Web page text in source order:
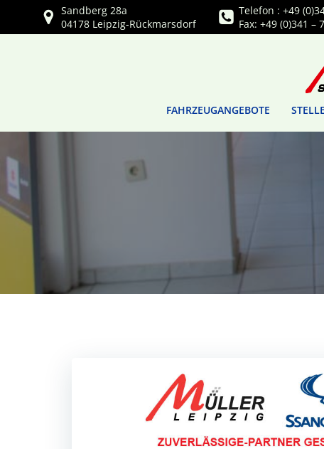
Sandberg 28a
04178 Leipzig-Rückmarsdorf
Telefon : +49
Fax: +49 (0)341 –
FAHRZEUGANGEBOTE